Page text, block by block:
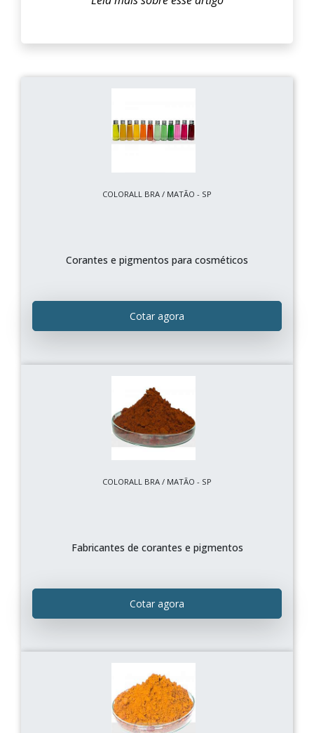
COLORALL BRA / MATÃO - SP
Corantes e pigmentos para cosméticos
Cotar agora
COLORALL BRA / MATÃO - SP
Fabricantes de corantes e pigmentos
Cotar agora